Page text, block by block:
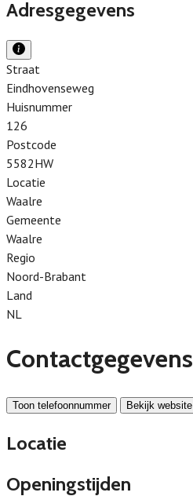
Adresgegevens
Straat
Eindhovenseweg
Huisnummer
126
Postcode
5582HW
Locatie
Waalre
Gemeente
Waalre
Regio
Noord-Brabant
Land
NL
Contactgegevens
Toon telefoonnummer Bekijk website
Locatie
Openingstijden